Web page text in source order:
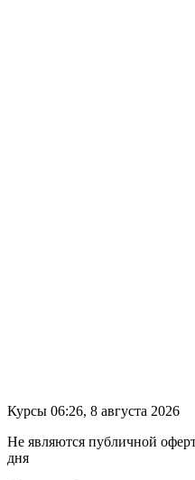
Курсы 06:26, 8 августа 2026
Не являются публичной
дня